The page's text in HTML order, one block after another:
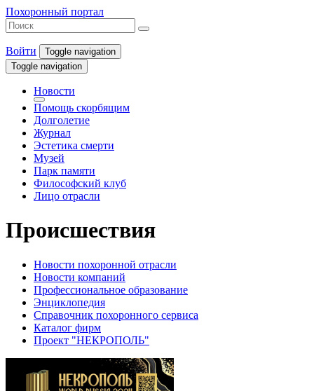
Похоронный портал
Войти
Toggle navigation
Toggle navigation
Новости
Помощь скорбящим
Долголетие
Журнал
Эстетика смерти
Музей
Парк памяти
Философский клуб
Лицо отрасли
Происшествия
Новости похоронной отрасли
Новости компаний
Профессиональное образование
Энциклопедия
Справочник похоронного сервиса
Каталог фирм
Проект "НЕКРОПОЛЬ"